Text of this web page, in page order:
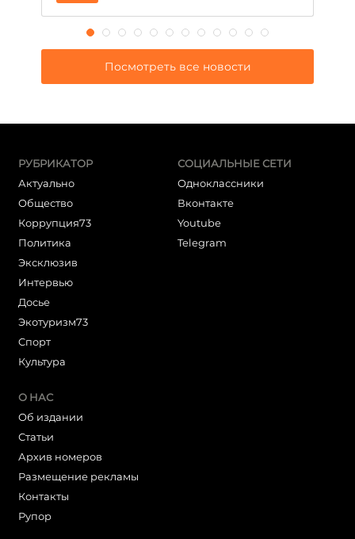
Посмотреть все новости
РУБРИКАТОР
Актуально
Общество
Коррупция73
Политика
Эксклюзив
Интервью
Досье
Экотуризм73
Cпорт
Культура
СОЦИАЛЬНЫЕ СЕТИ
Одноклассники
Вконтакте
Youtube
Telegram
О НАС
Об издании
Статьи
Архив номеров
Размещение рекламы
Контакты
Рупор